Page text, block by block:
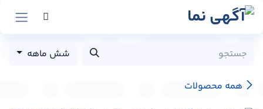
پرش به محتوا
همه محصولات
شش ماهه